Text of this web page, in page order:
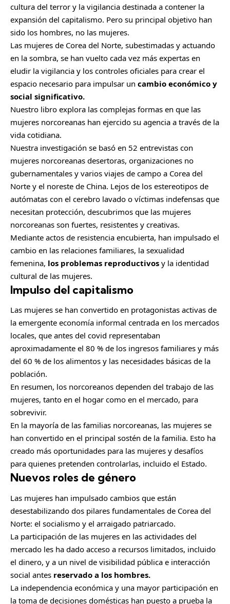
cultura del terror y la vigilancia destinada a contener la
expansión del capitalismo. Pero su principal objetivo han
sido los hombres, no las mujeres.
Las mujeres de Corea del Norte, subestimadas y actuando
en la sombra, se han vuelto cada vez más expertas en
eludir la vigilancia y los controles oficiales para crear el
espacio necesario para impulsar un cambio económico y
social significativo.
Nuestro libro explora las complejas formas en que las
mujeres norcoreanas han ejercido su agencia a través de la
vida cotidiana.
Nuestra investigación se basó en 52 entrevistas con
mujeres norcoreanas desertoras, organizaciones no
gubernamentales y varios viajes de campo a Corea del
Norte y el noreste de China. Lejos de los estereotipos de
autómatas con el cerebro lavado o víctimas indefensas que
necesitan protección, descubrimos que las mujeres
norcoreanas son fuertes, resistentes y creativas.
Mediante actos de resistencia encubierta, han impulsado el
cambio en las relaciones familiares, la sexualidad
femenina, los problemas reproductivos y la identidad
cultural de las mujeres.
Impulso del capitalismo
Las mujeres se han convertido en protagonistas activas de
la emergente economía informal centrada en los mercados
locales, que antes del covid representaban
aproximadamente el 80 % de los ingresos familiares y más
del 60 % de los alimentos y las necesidades básicas de la
población.
En resumen, los norcoreanos dependen del trabajo de las
mujeres, tanto en el hogar como en el mercado, para
sobrevivir.
En la mayoría de las familias norcoreanas, las mujeres se
han convertido en el principal sostén de la familia. Esto ha
creado más oportunidades para las mujeres y desafíos
para quienes pretenden controlarlas, incluido el Estado.
Nuevos roles de género
Las mujeres han impulsado cambios que están
desestabilizando dos pilares fundamentales de Corea del
Norte: el socialismo y el arraigado patriarcado.
La participación de las mujeres en las actividades del
mercado les ha dado acceso a recursos limitados, incluido
el dinero, y a un nivel de visibilidad pública e interacción
social antes reservado a los hombres.
La independencia económica y una mayor participación en
la toma de decisiones domésticas han puesto a prueba la